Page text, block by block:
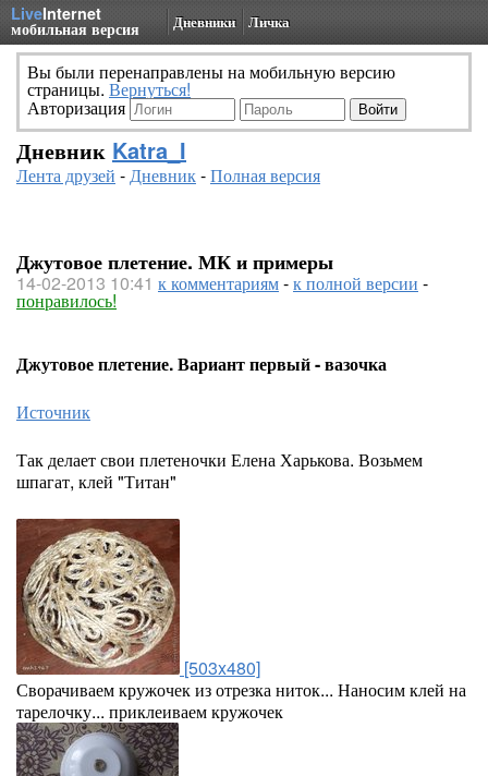
LiveInternet
мобильная версия Дневники Личка
Вы были перенаправлены на мобильную версию
страницы. Вернуться!
Авторизация
Дневник Katra_I
Лента друзей -Дневник-Полная версия
Джутовое плетение. МК и примеры
14-02-2013 10:41 к комментариям-к полной версии -
понравилось!
Джутовое плетение. Вариант первый - вазочка
Источник
Так делает свои плетеночки Елена Харькова. Возьмем
шпагат, клей "Титан"
[503x480]
Сворачиваем кружочек из отрезка ниток... Наносим клей на
тарелочку... приклеиваем кружочек